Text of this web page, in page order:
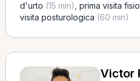
d'urto (15 min) prima visita
visita posturologica (60 min)
Victor